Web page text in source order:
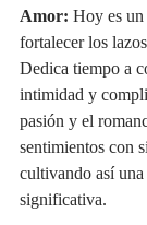
Amor: Hoy es
fortalecer los
Dedica tiempo a
intimidad y
pasión y el
sentimientos con
cultivando así
significativa.